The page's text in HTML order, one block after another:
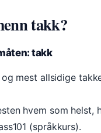
takk?
takk
og mest allsidige
hvem som helst,
(språkkurs).